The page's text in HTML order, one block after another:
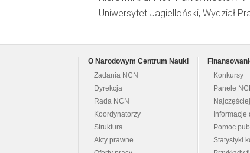
Uniwersytet Jagielloński, Wydział
O Narodowym Centrum Nauki
Zadania NCN
Dyrekcja
Rada NCN
Koordynatorzy
Struktura
Akty prawne
Konkursy
Panele
Pomoc
Statystyki